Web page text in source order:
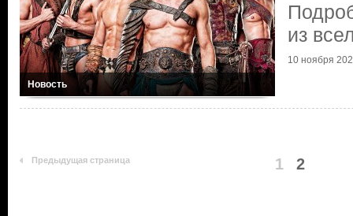
Новость
из
10 ноября
Предыдущая страница 1 2